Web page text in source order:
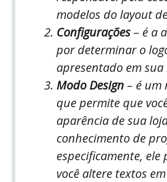
modelos do layout
Configurações– é a
por determinar o
apresentado em
Modo Design– é um
que permite que
aparência de sua
conhecimento de
especificamente, ele
você altere textos